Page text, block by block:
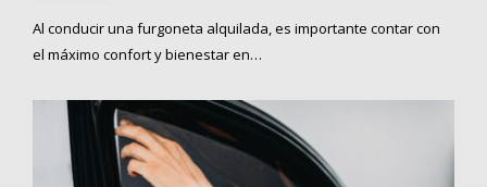
Al conducir una furgoneta alquilada, es importante contar con
el máximo confort y bienestar en…